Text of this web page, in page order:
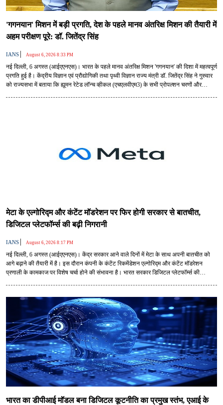
'गगनयान' मिशन में बड़ी प्रगति, देश के पहले मानव अंतरिक्ष मिशन की तैयारी में
अहम परीक्षण पूरे: डॉ. जितेंद्र सिंह
IANS | August 6, 2026 8:33 PM
नई दिल्ली, 6 अगस्त (आईएएनएस)। भारत के पहले मानव अंतरिक्ष मिशन 'गगनयान' की दिशा में महत्वपूर्ण
प्रगति हुई है। केंद्रीय विज्ञान एवं प्रौद्योगिकी तथा पृथ्वी विज्ञान राज्य मंत्री डॉ. जितेंद्र सिंह ने गुरुवार
को राज्यसभा में बताया कि ह्यूमन रेटेड लॉन्च व्हीकल (एचएलवीएम3) के सभी प्रोपल्शन चरणों और
मेटा के एल्गोरिद्म और कंटेंट मॉडरेशन पर फिर होगी सरकार से बातचीत,
डिजिटल प्लेटफॉर्म्स की बढ़ी निगरानी
IANS | August 6, 2026 8:17 PM
नई दिल्ली, 6 अगस्त (आईएएनएस)। केंद्र सरकार आने वाले दिनों में मेटा के साथ अपनी बातचीत को
आगे बढ़ाने की तैयारी में है। इस दौरान कंपनी के कंटेंट रिकमेंडेशन एल्गोरिद्म और कंटेंट मॉडरेशन
प्रणाली के कामकाज पर विशेष चर्चा होने की संभावना है। भारत सरकार डिजिटल प्लेटफॉर्म्स की
भारत का डीपीआई मॉडल बना डिजिटल कूटनीति का प्रमुख स्तंभ, एआई के